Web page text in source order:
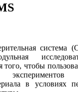
система
того, чтобы
экспериментов
в условиях